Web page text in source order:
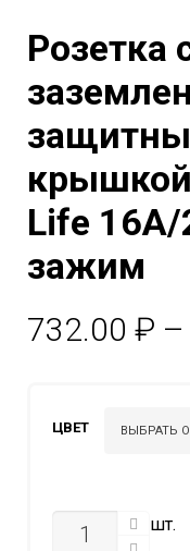
Розетка
крышкой
Life 16A/
зажим
732.00 ₽ –
ЦВЕТ
КОЛИЧЕСТВО шт.